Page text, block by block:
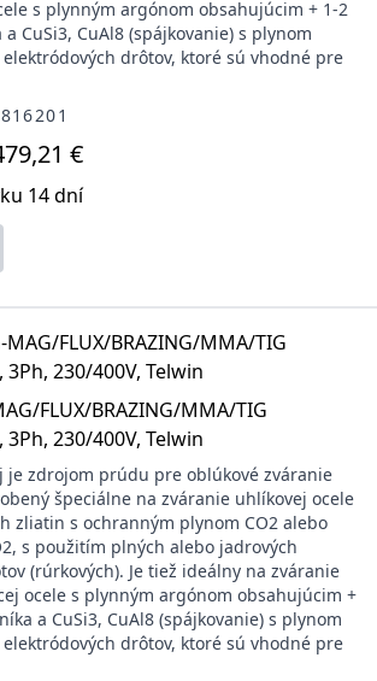
s plynným argónom obsahujúcim + 1-2
CuSi3, CuAl8 (spájkovanie) s plynom
drôtov, ktoré sú vhodné pre
€
14 dní
FLUX/BRAZING/MMA/TIG
230/400V, Telwin
je zdrojom prúdu pre oblúkové zváranie
špeciálne na zváranie uhlíkovej ocele
zliatin s ochranným plynom CO2 alebo
s použitím plných alebo jadrových
(rúrkových). Je tiež ideálny na zváranie
ocele s plynným argónom obsahujúcim +
a CuSi3, CuAl8 (spájkovanie) s plynom
drôtov, ktoré sú vhodné pre